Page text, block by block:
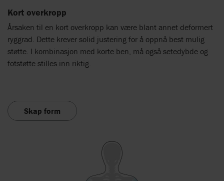
Kort overkropp
Årsaken til en kort overkropp kan være blant annet deformert
ryggrad. Dette krever solid justering for å oppnå best mulig
støtte. I kombinasjon med korte ben, må også setedybde og
fotstøtte stilles inn riktig.
Skap form